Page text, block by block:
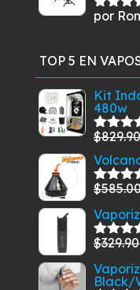
Valorado
por
TOP 5 EN
Kit
480w
Valorado
5
$
Valorado
5
$
Valorado
5
$
Black/